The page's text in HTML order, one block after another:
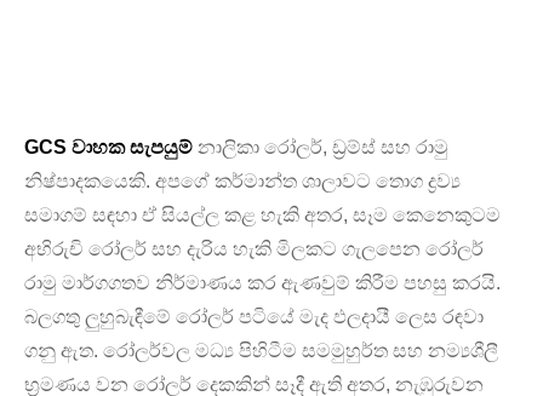
GCS වාහක සැපයුම් නාලිකා රෝලර්, ඩ්‍රම්ස් සහ රාමු
නිෂ්පාදකයෙකි. අපගේ කර්මාන්ත ශාලාවට තොග ද්‍රව්‍ය
සමාගම් සඳහා ඒ සියල්ල කළ හැකි අතර, සෑම කෙනෙකුටම
අභිරුචි රෝලර් සහ දැරිය හැකි මිලකට ගැලපෙන රෝලර්
රාමු මාර්ගගතව නිර්මාණය කර ඇණවුම් කිරීම පහසු කරයි.
බලගතු ලුහුබැඳීමේ රෝලර් පටියේ මැද ඵලදායී ලෙස රඳවා
ගනු ඇත. රෝලර්වල මධ්‍ය පිහිටීම සමමුහුර්ත සහ නම්‍යශීලී
භ්‍රමණය වන රෝලර් දෙකකින් සෑදී ඇති අතර, නැඹුරුවන